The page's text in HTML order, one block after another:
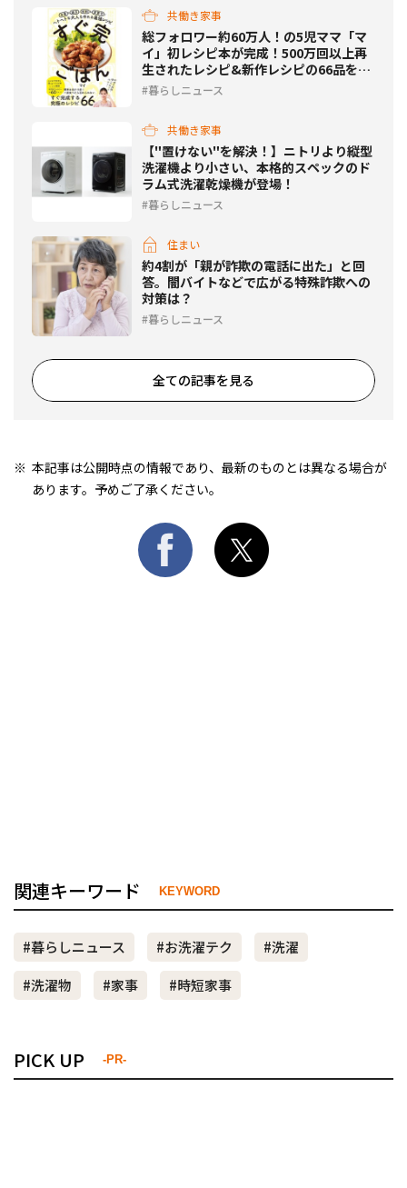
共働き家事
総フォロワー約60万人！の5児ママ「マ
イ」初レシピ本が完成！500万回以上再
生されたレシピ&新作レシピの66品を大
公開！
暮らしニュース
共働き家事
【"置けない"を解決！】ニトリより縦型
洗濯機より小さい、本格的スペックのド
ラム式洗濯乾燥機が登場！
暮らしニュース
住まい
約4割が「親が詐欺の電話に出た」と回
答。闇バイトなどで広がる特殊詐欺への
対策は？
暮らしニュース
全ての記事を見る
本記事は公開時点の情報であり、最新のものとは異なる場合が
あります。予めご了承ください。
関連キーワード KEYWORD
#暮らしニュース #お洗濯テク
#洗濯
#洗濯物
#家事 #時短家事
PICK UP -PR-